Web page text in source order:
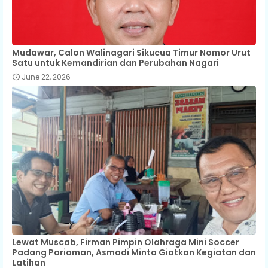
Mudawar, Calon Walinagari Sikucua Timur Nomor Urut
Satu untuk Kemandirian dan Perubahan Nagari
June 22, 2026
Lewat Muscab, Firman Pimpin Olahraga Mini Soccer
Padang Pariaman, Asmadi Minta Giatkan Kegiatan dan
Latihan